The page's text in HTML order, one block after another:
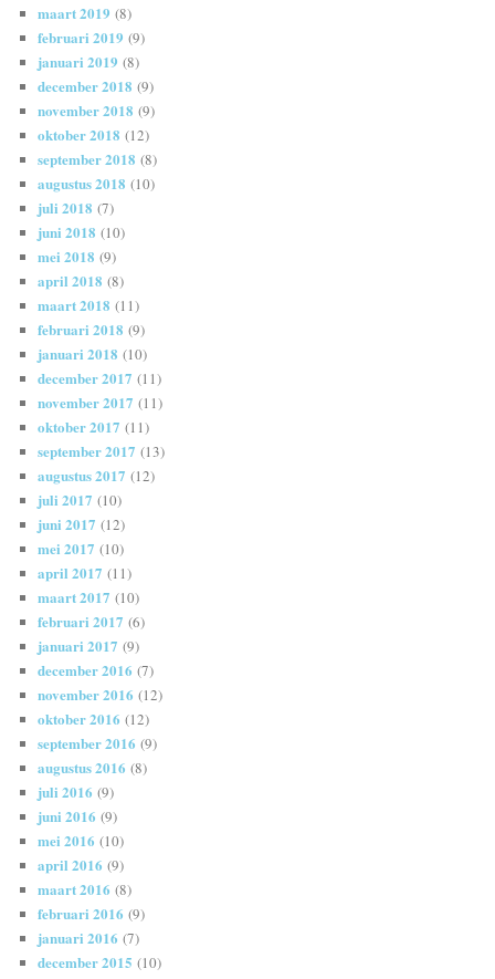
maart 2019 (8)
februari 2019 (9)
januari 2019 (8)
december 2018 (9)
november 2018 (9)
oktober 2018 (12)
september 2018 (8)
augustus 2018 (10)
juli 2018 (7)
juni 2018 (10)
mei 2018 (9)
april 2018 (8)
maart 2018 (11)
februari 2018 (9)
januari 2018 (10)
december 2017 (11)
november 2017 (11)
oktober 2017 (11)
september 2017 (13)
augustus 2017 (12)
juli 2017 (10)
juni 2017 (12)
mei 2017 (10)
april 2017 (11)
maart 2017 (10)
februari 2017 (6)
januari 2017 (9)
december 2016 (7)
november 2016 (12)
oktober 2016 (12)
september 2016 (9)
augustus 2016 (8)
juli 2016 (9)
juni 2016 (9)
mei 2016 (10)
april 2016 (9)
maart 2016 (8)
februari 2016 (9)
januari 2016 (7)
december 2015 (10)